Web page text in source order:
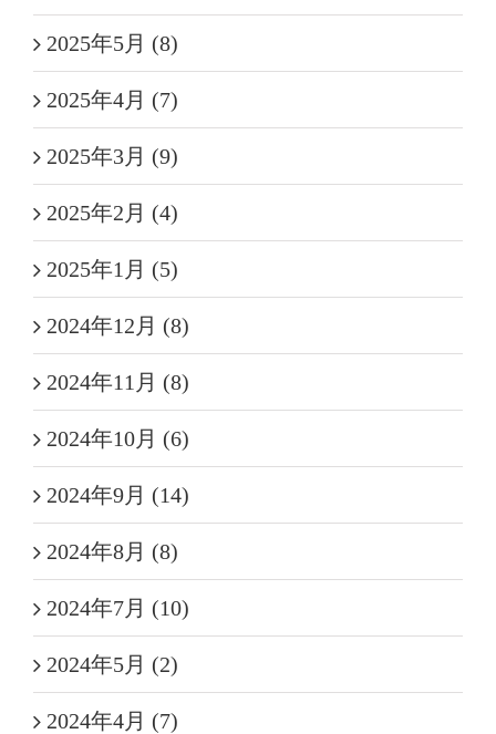
2025年5月 (8)
2025年4月 (7)
2025年3月 (9)
2025年2月 (4)
2025年1月 (5)
2024年12月 (8)
2024年11月 (8)
2024年10月 (6)
2024年9月 (14)
2024年8月 (8)
2024年7月 (10)
2024年5月 (2)
2024年4月 (7)